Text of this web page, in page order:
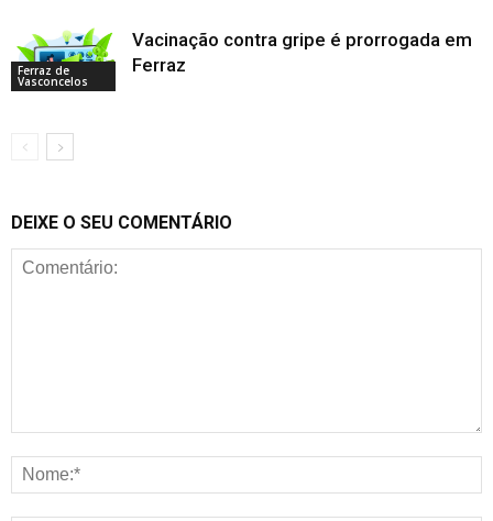
Ferraz de
Vasconcelos
Vacinação contra gripe é prorrogada em
Ferraz
DEIXE O SEU COMENTÁRIO